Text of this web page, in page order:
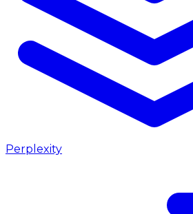
Perplexity